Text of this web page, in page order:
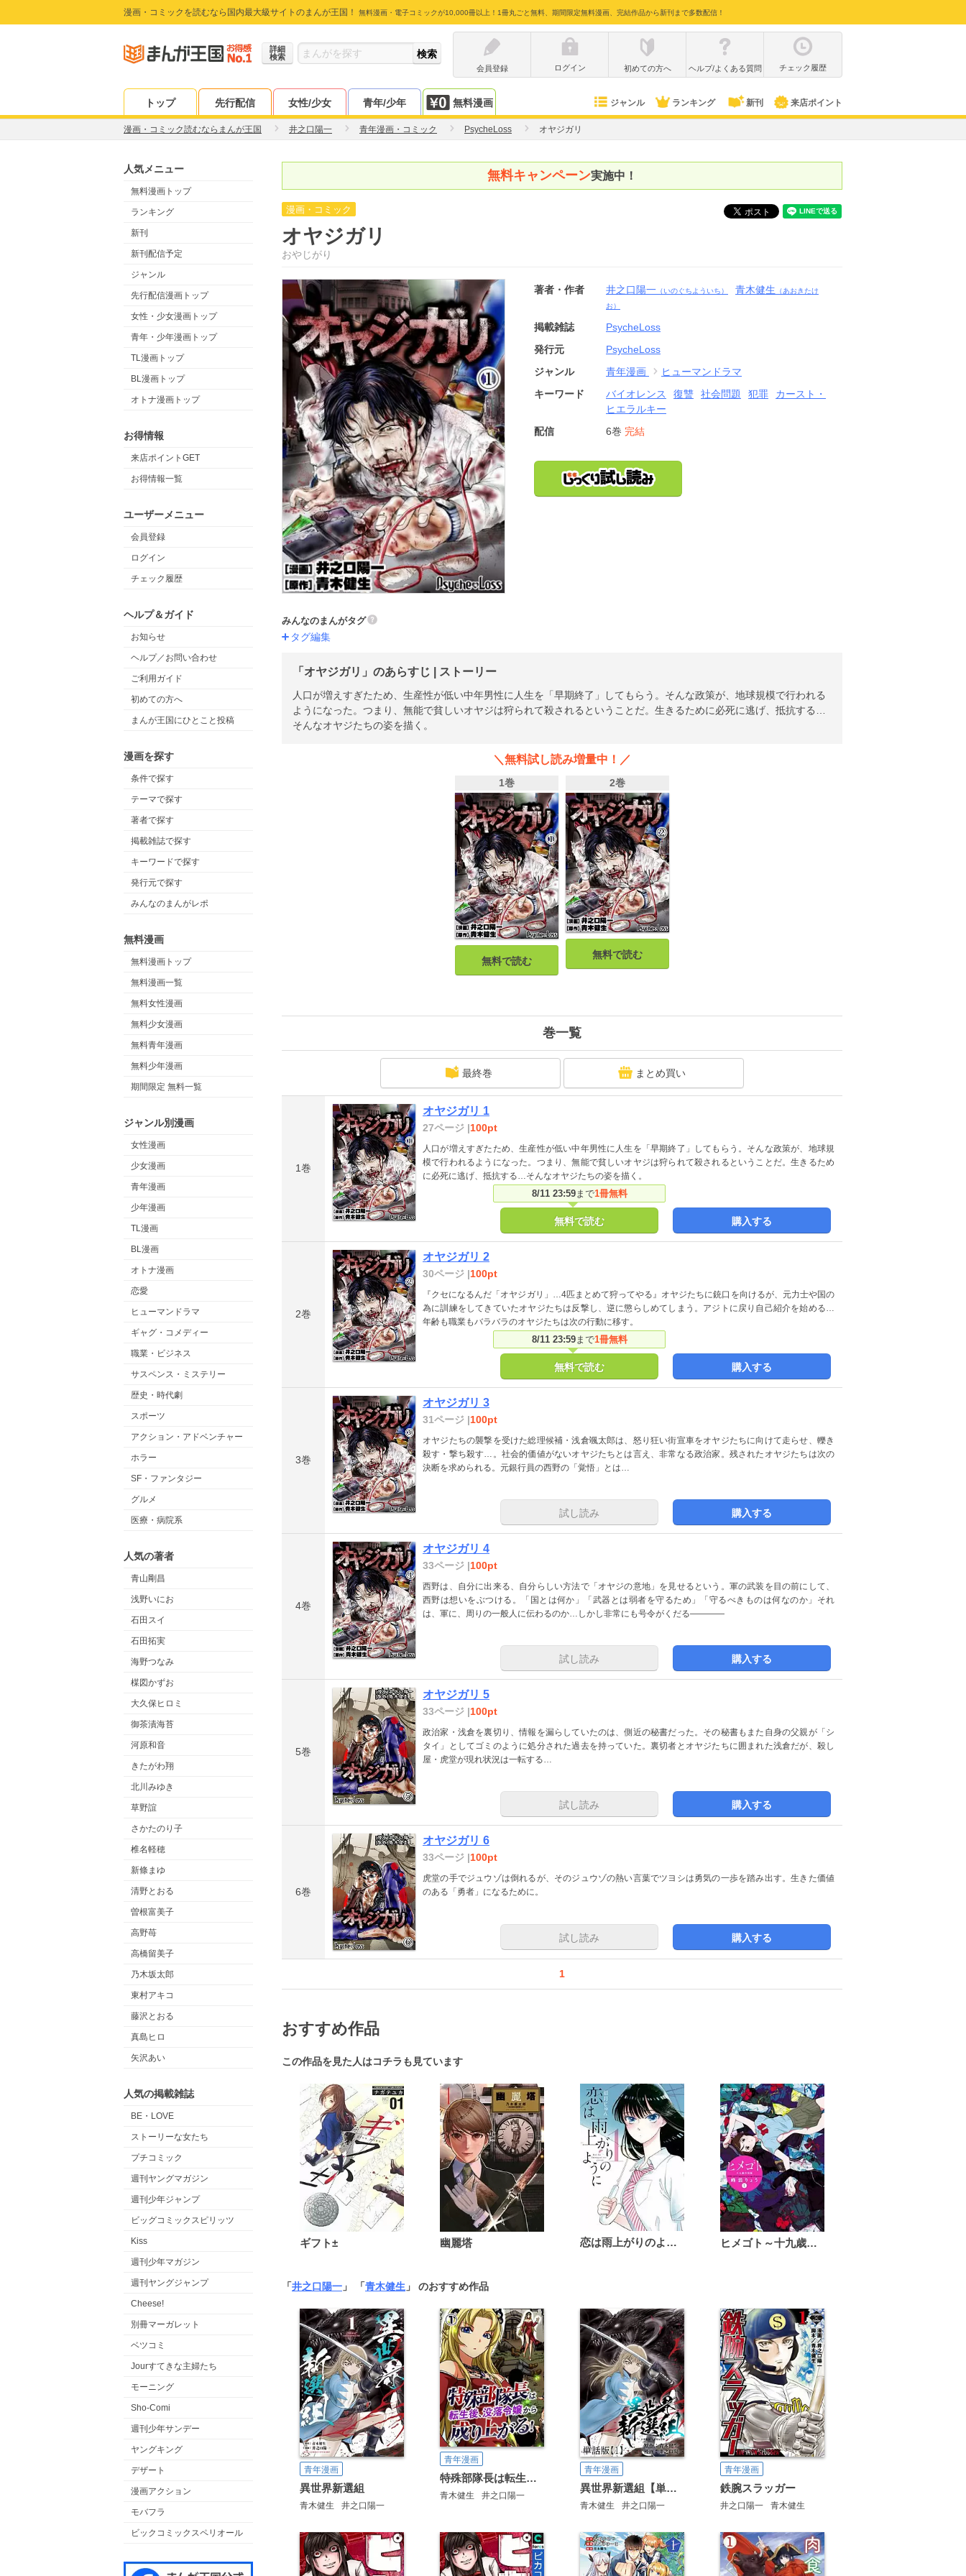
漫画・コミックを読むなら国内最大級サイトのまんが王国！ 無料漫画・電子コミックが10,000冊以上！1冊丸ごと無料、期間限定無料漫画、完結作品から新刊まで多数配信！
詳細
検索
会員登録
ログイン 初めての方へ ヘルプ/よくある質問 チェック履歴
トップ 先行配信 女性/少女 青年/少年 無料漫画 ジャンル ランキング 新刊 来店ポイント
漫画・コミック読むならまんが王国 井之口陽一 青年漫画・コミック PsycheLoss オヤジガリ
人気メニュー
無料漫画トップ
ランキング
新刊
新刊配信予定
ジャンル
先行配信漫画トップ
女性・少女漫画トップ
青年・少年漫画トップ
TL漫画トップ
BL漫画トップ
オトナ漫画トップ
お得情報
来店ポイントGET
お得情報一覧
ユーザーメニュー
会員登録
ログイン
チェック履歴
ヘルプ＆ガイド
お知らせ
ヘルプ／お問い合わせ
ご利用ガイド
初めての方へ
まんが王国にひとこと投稿
漫画を探す
条件で探す
テーマで探す
著者で探す
掲載雑誌で探す
キーワードで探す
発行元で探す
みんなのまんがレポ
無料漫画
無料漫画トップ
無料漫画一覧
無料女性漫画
無料少女漫画
無料青年漫画
無料少年漫画
期間限定 無料一覧
ジャンル別漫画
女性漫画
少女漫画
青年漫画
少年漫画
TL漫画
BL漫画
オトナ漫画
恋愛
ヒューマンドラマ
ギャグ・コメディー
職業・ビジネス
サスペンス・ミステリー
歴史・時代劇
スポーツ
アクション・アドベンチャー
ホラー
SF・ファンタジー
グルメ
医療・病院系
人気の著者
青山剛昌
浅野いにお
石田スイ
石田拓実
海野つなみ
楳図かずお
大久保ヒロミ
御茶漬海苔
河原和音
きたがわ翔
北川みゆき
草野誼
さかたのり子
椎名軽穂
新條まゆ
清野とおる
曽根富美子
高野苺
高橋留美子
乃木坂太郎
東村アキコ
藤沢とおる
真島ヒロ
矢沢あい
人気の掲載雑誌
BE・LOVE
ストーリーな女たち
プチコミック
週刊ヤングマガジン
週刊少年ジャンプ
ビッグコミックスピリッツ
Kiss
週刊少年マガジン
週刊ヤングジャンプ
Cheese!
別冊マーガレット
ベツコミ
Jourすてきな主婦たち
モーニング
Sho-Comi
週刊少年サンデー
ヤングキング
デザート
漫画アクション
モバフラ
ビックコミックスペリオール
無料キャンペーン実施中！
漫画・コミック
オヤジガリ
おやじがり
著者・作者 井之口陽一 （いのぐちよういち） 青木健生 （あおきたけ
お）
掲載雑誌
PsycheLoss
発行元
PsycheLoss
ジャンル
青年漫画
ヒューマンドラマ
キーワード
バイオレンス 復讐 社会問題 犯罪
カースト・
ヒエラルキー
配信
6巻 完結
みんなのまんがタグ
タグ編集
「オヤジガリ」のあらすじ | ストーリー
人口が増えすぎたため、生産性が低い中年男性に人生を「早期終了」してもらう。そんな政策が、地球規模で行われる
ようになった。つまり、無能で貧しいオヤジは狩られて殺されるということだ。生きるために必死に逃げ、抵抗する…
そんなオヤジたちの姿を描く。
＼無料試し読み増量中！／
1巻
無料で読む
2巻
無料で読む
巻一覧
最終巻 まとめ買い
1巻
オヤジガリ 1
27ページ |100pt
人口が増えすぎたため、生産性が低い中年男性に人生を「早期終了」してもらう。そんな政策が、地球規
模で行われるようになった。つまり、無能で貧しいオヤジは狩られて殺されるということだ。生きるため
に必死に逃げ、抵抗する…そんなオヤジたちの姿を描く。
8/11 23:59まで1冊無料
無料で読む 購入する
2巻
オヤジガリ 2
30ページ |100pt
『クセになるんだ「オヤジガリ」…4匹まとめて狩ってやる』オヤジたちに銃口を向けるが、元力士や国の
為に訓練をしてきていたオヤジたちは反撃し、逆に懲らしめてしまう。アジトに戻り自己紹介を始める…
年齢も職業もバラバラのオヤジたちは次の行動に移す。
8/11 23:59まで1冊無料
無料で読む 購入する
3巻
オヤジガリ 3
31ページ |100pt
オヤジたちの襲撃を受けた総理候補・浅倉颯太郎は、怒り狂い街宣車をオヤジたちに向けて走らせ、轢き
殺す・撃ち殺す…。社会的価値がないオヤジたちとは言え、非常なる政治家。残されたオヤジたちは次の
決断を求められる。元銀行員の西野の「覚悟」とは…
試し読み 購入する
4巻
オヤジガリ 4
33ページ |100pt
西野は、自分に出来る、自分らしい方法で「オヤジの意地」を見せるという。軍の武装を目の前にして、
西野は想いをぶつける。「国とは何か」「武器とは弱者を守るため」「守るべきものは何なのか」それ
は、軍に、周りの一般人に伝わるのか…しかし非常にも号令がくだる――――
試し読み 購入する
5巻
オヤジガリ 5
33ページ |100pt
政治家・浅倉を裏切り、情報を漏らしていたのは、側近の秘書だった。その秘書もまた自身の父親が「シ
タイ」としてゴミのように処分された過去を持っていた。裏切者とオヤジたちに囲まれた浅倉だが、殺し
屋・虎堂が現れ状況は一転する…
試し読み 購入する
6巻
オヤジガリ 6
33ページ |100pt
虎堂の手でジュウゾは倒れるが、そのジュウゾの熱い言葉でツヨシは勇気の一歩を踏み出す。生きた価値
のある「勇者」になるために。
試し読み 購入する
1
おすすめ作品
この作品を見た人はコチラも見ています
ギフト± 幽麗塔 恋は雨上がりのように ヒメゴト～十九歳の制服～
「井之口陽一 」 「青木健生 」 のおすすめ作品
青年漫画
異世界新選組
青木健生 井之口陽一
青年漫画
特殊部隊長は転生後、没落令嬢から成り上がる！【タテヨミ】
青木健生 井之口陽一
青年漫画
異世界新選組【単話版】
青木健生 井之口陽一
青年漫画
鉄腕スラッガー
井之口陽一 青木健生